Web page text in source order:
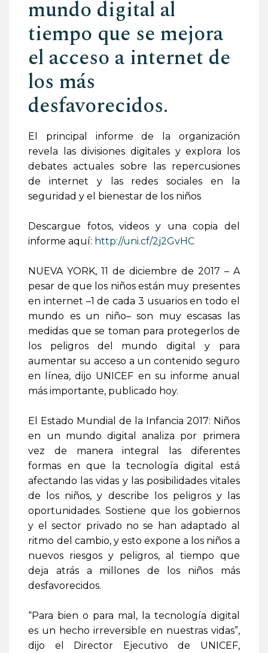
mundo digital al
tiempo que se mejora
el acceso a internet de
los más
desfavorecidos.
El principal informe de la organización
revela las divisiones digitales y explora los
debates actuales sobre las repercusiones
de internet y las redes sociales en la
seguridad y el bienestar de los niños
Descargue fotos, videos y una copia del
informe aquí: http://uni.cf/2j2GvHC
NUEVA YORK, 11 de diciembre de 2017 – A
pesar de que los niños están muy presentes
en internet –1 de cada 3 usuarios en todo el
mundo es un niño– son muy escasas las
medidas que se toman para protegerlos de
los peligros del mundo digital y para
aumentar su acceso a un contenido seguro
en línea, dijo UNICEF en su informe anual
más importante, publicado hoy.
El Estado Mundial de la Infancia 2017: Niños
en un mundo digital analiza por primera
vez de manera integral las diferentes
formas en que la tecnología digital está
afectando las vidas y las posibilidades vitales
de los niños, y describe los peligros y las
oportunidades. Sostiene que los gobiernos
y el sector privado no se han adaptado al
ritmo del cambio, y esto expone a los niños a
nuevos riesgos y peligros, al tiempo que
deja atrás a millones de los niños más
desfavorecidos.
“Para bien o para mal, la tecnología digital
es un hecho irreversible en nuestras vidas”,
dijo el Director Ejecutivo de UNICEF,